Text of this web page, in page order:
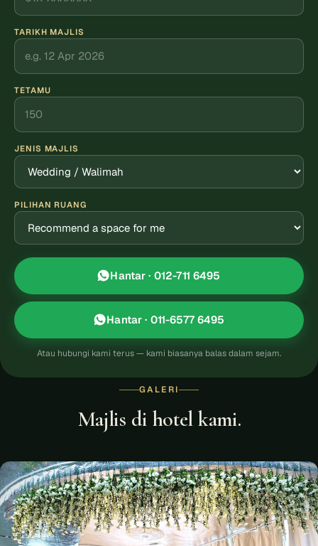
TARIKH MAJLIS
TETAMU
JENIS MAJLIS
PILIHAN RUANG
Hantar · 012-711 6495
Hantar · 011-6577 6495
Atau hubungi kami terus — kami biasanya balas dalam sejam.
GALERI
Majlis di hotel kami.